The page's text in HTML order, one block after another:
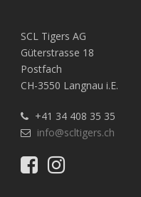
SCL Tigers AG
Güterstrasse 18
Postfach
CH-3550 Langnau i.E.
+41 34 408 35 35
info@scltigers.ch